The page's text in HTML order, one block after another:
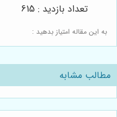
به این مقاله امتیاز بدهید :
تعداد بازدید : 615
مطالب مشابه